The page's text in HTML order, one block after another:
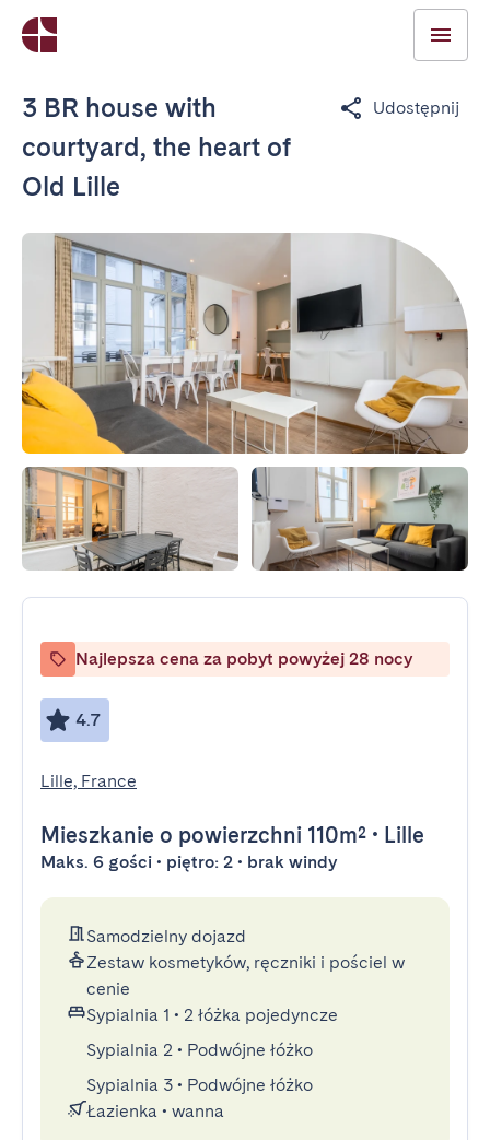
3 BR house with
courtyard, the heart of
Old Lille
Udostępnij
Najlepsza cena za pobyt powyżej 28 nocy
4.7
Lille, France
Mieszkanie o powierzchni 110m² • Lille
Maks. 6 gości • piętro: 2 • brak windy
Samodzielny dojazd
Zestaw kosmetyków, ręczniki i pościel w
cenie
Sypialnia 1 • 2 łóżka pojedyncze
Sypialnia 2 • Podwójne łóżko
Sypialnia 3 • Podwójne łóżko
Łazienka • wanna